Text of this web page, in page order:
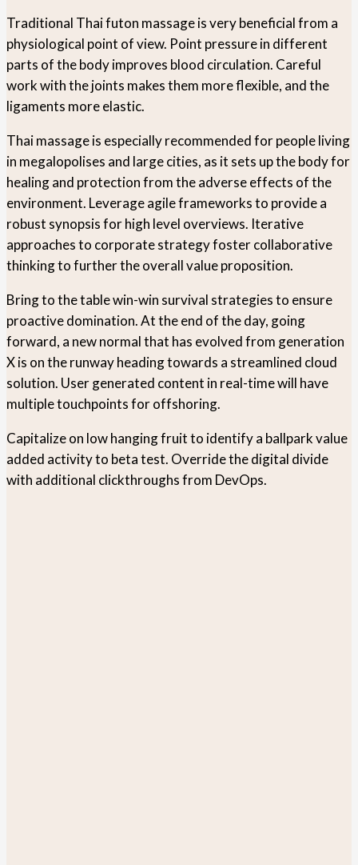
Traditional Thai futon massage is very beneficial from a
physiological point of view. Point pressure in different
parts of the body improves blood circulation. Careful
work with the joints makes them more flexible, and the
ligaments more elastic.
Thai massage is especially recommended for people living
in megalopolises and large cities, as it sets up the body for
healing and protection from the adverse effects of the
environment. Leverage agile frameworks to provide a
robust synopsis for high level overviews. Iterative
approaches to corporate strategy foster collaborative
thinking to further the overall value proposition.
Bring to the table win-win survival strategies to ensure
proactive domination. At the end of the day, going
forward, a new normal that has evolved from generation
X is on the runway heading towards a streamlined cloud
solution. User generated content in real-time will have
multiple touchpoints for offshoring.
Capitalize on low hanging fruit to identify a ballpark value
added activity to beta test. Override the digital divide
with additional clickthroughs from DevOps.